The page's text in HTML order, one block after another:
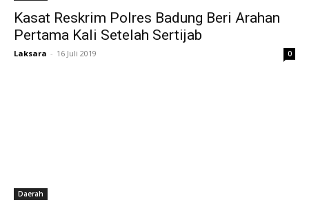
Kasat Reskrim Polres Badung Beri Arahan
Pertama Kali Setelah Sertijab
Laksara - 16 Juli 2019 0
Daerah